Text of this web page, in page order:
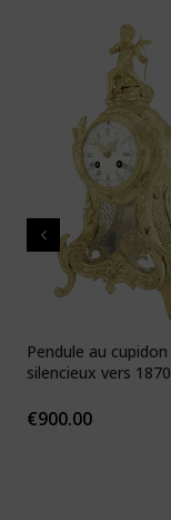
Pendule au cupidon
silencieux vers 1870
€900.00